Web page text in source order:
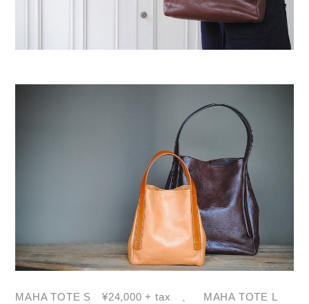
MAHA TOTE S ¥24,000 + tax 、 MAHA TOTE L